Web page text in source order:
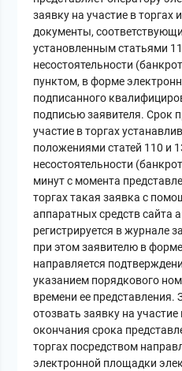
заявку на участие в торгах
документы,
установленным статьями
несостоятельности
пунктом, в форме
подписанного
подписью заявителя. Срок
участие в торгах
положениями статей 110 и
несостоятельности
минут с момента
торгах такая заявка с
аппаратных средств сайта
регистрируется в журнале
при этом заявителю в
направляется
указанием порядкового
времени ее представления.
отозвать заявку на участие
окончания срока
торгах посредством
электронной площадки